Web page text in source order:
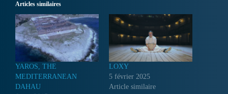
Articles similaires
YAROS, THE
MEDITERRANEAN
DAHAU
LOXY
5 février 2025
Article similaire